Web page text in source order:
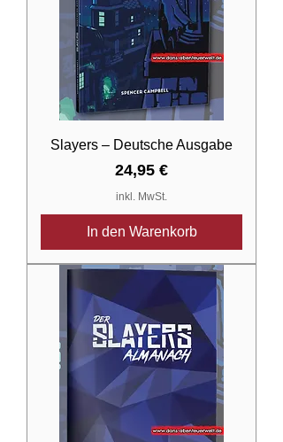
Slayers – Deutsche Ausgabe
Preis
24,95 €
inkl. MwSt.
In den Warenkorb